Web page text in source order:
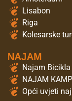
Lisabon
Riga
Kolesarske
NAJAM
Najam Bicikla
NAJAM
Opći uvjeti